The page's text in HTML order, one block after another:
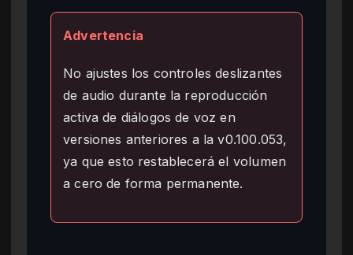
Advertencia
No ajustes los controles deslizantes
de audio durante la reproducción
activa de diálogos de voz en
versiones anteriores a la v0.100.053,
ya que esto restablecerá el volumen
a cero de forma permanente.